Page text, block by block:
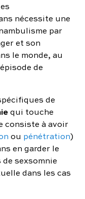
nécessite une
par
et son
le monde, au
de
de
qui touche
consiste à avoir
ou pénétration)
en garder le
sexsomnie
dans les cas